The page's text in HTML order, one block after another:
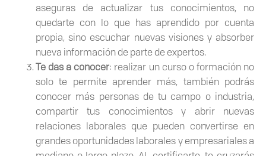
aseguras de actualizar tus conocimientos, no
quedarte con lo que has aprendido por cuenta
propia, sino escuchar nuevas visiones y absorber
nueva información de parte de expertos.
Te das a conocer: realizar un curso o formación no
solo te permite aprender más, también podrás
conocer más personas de tu campo o industria,
compartir tus conocimientos y abrir nuevas
relaciones laborales que pueden convertirse en
grandes oportunidades laborales y empresariales a